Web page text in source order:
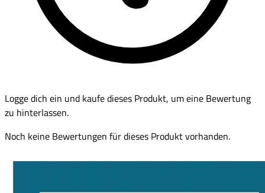
Logge dich ein und kaufe dieses Produkt, um eine Bewertung
zu hinterlassen.
Noch keine Bewertungen für dieses Produkt vorhanden.